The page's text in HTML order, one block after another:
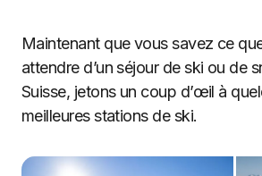
Maintenant que vous savez ce
attendre d’un séjour de ski ou de
Suisse, jetons un coup d’œil à
meilleures stations de ski.